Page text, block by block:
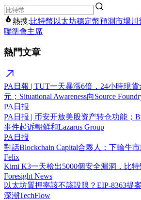
熱搜:比特幣以太坊穩定幣預測市場川
聯準會主席
熱門文章
PA日報 | TUT一天暴漲6倍，24小時現
元；Situational Awareness向Source
PA日报
PA日报 | 币安开放美股资产转仓功能；
事件起诉朝鲜和Lazarus Group
PA日报
對話Blockchain Capital合夥人：下輪牛
Felix
Kimi K3一天檢出5000個安全漏洞，比
Foresight News
以太坊質押率該不該設限？EIP-8363提
深潮TechFlow